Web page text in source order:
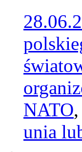
NATO,
unia